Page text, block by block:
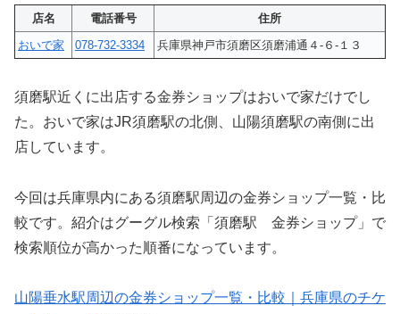
店名 電話番号
住所
おいで家
078-732-3334 兵庫県神戸市須磨区須磨浦通４-６-１３
須磨駅近くに出店する金券ショップはおいで家だけでし
た。おいで家はJR須磨駅の北側、山陽須磨駅の南側に出
店しています。
今回は兵庫県内にある須磨駅周辺の金券ショップ一覧・比
較です。紹介はグーグル検索「須磨駅 金券ショップ」で
検索順位が高かった順番になっています。
山陽垂水駅周辺の金券ショップ一覧・比較｜兵庫県のチケ